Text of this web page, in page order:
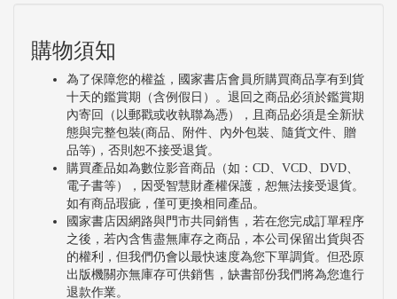
購物須知
為了保障您的權益，國家書店會員所購買商品享有到貨
十天的鑑賞期（含例假日）。退回之商品必須於鑑賞期
內寄回（以郵戳或收執聯為憑），且商品必須是全新狀
態與完整包裝(商品、附件、內外包裝、隨貨文件、贈
品等)，否則恕不接受退貨。
購買產品如為數位影音商品（如：CD、VCD、DVD、
電子書等），因受智慧財產權保護，恕無法接受退貨。
如有商品瑕疵，僅可更換相同產品。
國家書店因網路與門市共同銷售，若在您完成訂單程序
之後，若內含售盡無庫存之商品，本公司保留出貨與否
的權利，但我們仍會以最快速度為您下單調貨。但恐原
出版機關亦無庫存可供銷售，缺書部份我們將為您進行
退款作業。